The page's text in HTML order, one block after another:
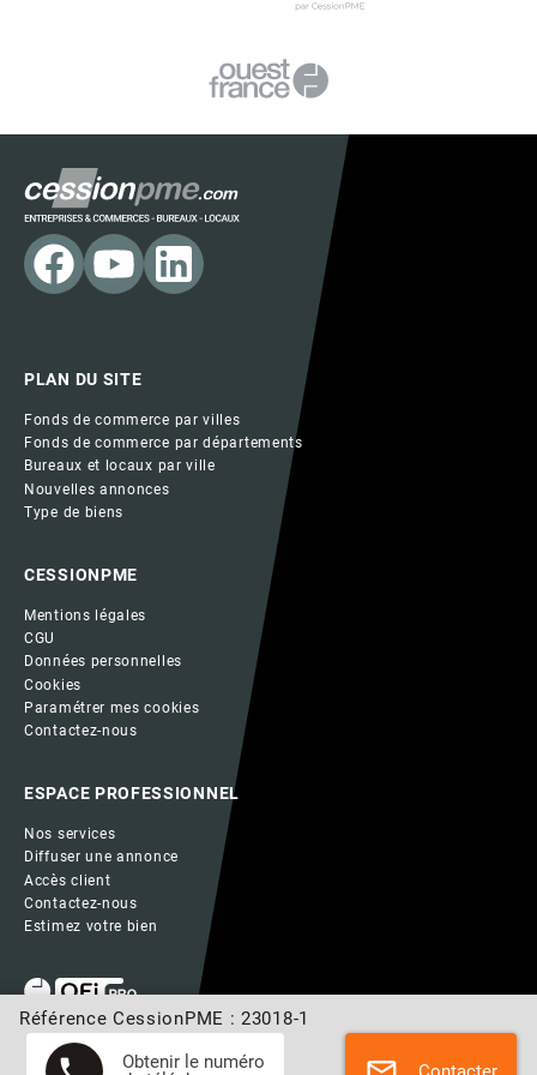
Référence CessionPME : 23018-1
Obtenir le numéro
PLAN DU SITE
Fonds de commerce par villes
Fonds de commerce par départements
Bureaux et locaux par ville
Nouvelles annonces
Type de biens
CESSIONPME
Mentions légales
CGU
Données personnelles
Cookies
Paramétrer mes cookies
Contactez-nous
ESPACE PROFESSIONNEL
Nos services
Diffuser une annonce
Accès client
Contactez-nous
Estimez votre bien